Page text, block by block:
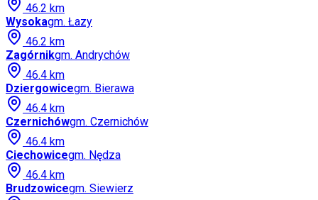
46.2 km
Wysokagm. Łazy
46.2 km
Zagórnikgm. Andrychów
46.4 km
Dziergowicegm. Bierawa
46.4 km
Czernichówgm. Czernichów
46.4 km
Ciechowicegm. Nędza
46.4 km
Brudzowicegm. Siewierz